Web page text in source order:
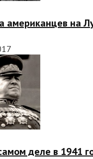
американцев на
деле в 1941